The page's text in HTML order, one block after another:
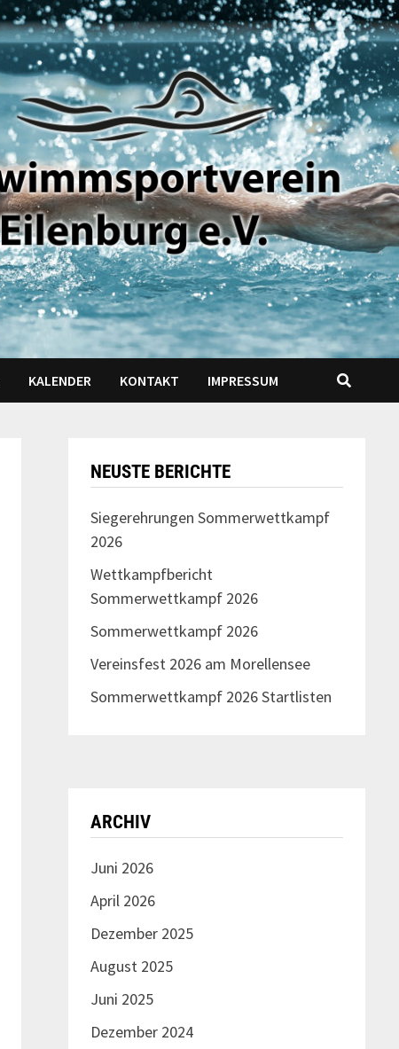
KALENDER KONTAKT IMPRESSUM
NEUSTE BERICHTE
Siegerehrungen Sommerwettkampf
2026
Wettkampfbericht
Sommerwettkampf 2026
Sommerwettkampf 2026
Vereinsfest 2026 am Morellensee
Sommerwettkampf 2026 Startlisten
ARCHIV
Juni 2026
April 2026
Dezember 2025
August 2025
Juni 2025
Dezember 2024